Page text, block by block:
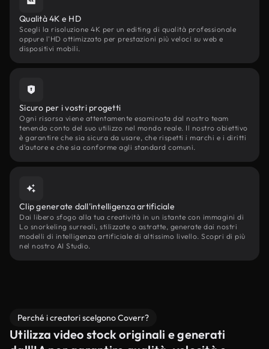
Qualità 4K e HD
Scegli la risoluzione 4K per un editing di qualità professionale
oppure l'HD ottimizzato per prestazioni più veloci su web e
dispositivi mobili.
Sicuro per i vostri progetti
Ogni risorsa viene attentamente esaminata dal nostro team
tenendo conto del suo utilizzo nel mondo reale. Il nostro obiettivo
è garantire che sia sicura da usare, che rispetti i marchi e i diritti
d'autore e che sia conforme agli standard comuni.
Clip generate dall'intelligenza artificiale
Dai libero sfogo alla tua creatività in un istante con immagini di
Lo snorkeling surreali, stilizzate o astratte, generate dai nostri
modelli di intelligenza artificiale di altissimo livello. Scopri di più
nel nostro AI Studio.
Perché i creatori scelgono Coverr?
Utilizza video stock originali e generati